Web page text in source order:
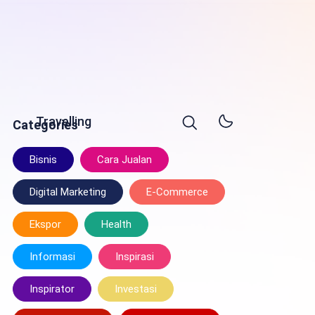
Travelling
Categories
Bisnis Cara Jualan
Digital Marketing E-Commerce
Ekspor Health
Informasi Inspirasi
Inspirator Investasi